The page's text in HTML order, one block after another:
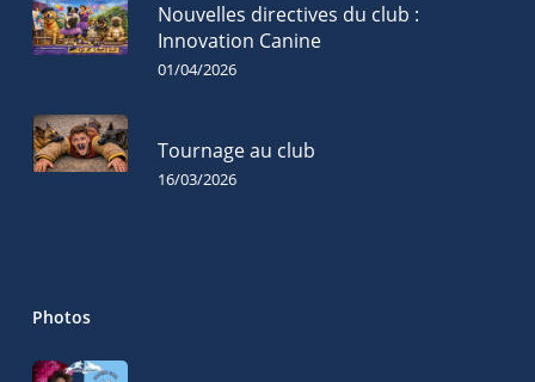
Nouvelles directives du club :
Innovation Canine
01/04/2026
Tournage au club
16/03/2026
Photos